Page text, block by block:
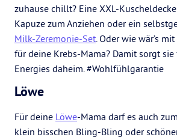
zuhause chillt? Eine XXL-
Kapuze zum Anziehen oder ein
Milk-Zeremonie-Set. Oder wie wär’s
für deine Krebs-Mama? Damit sorgt
Energies daheim. #Wohlfühlgarantie
Löwe
Für deine Löwe-Mama darf es auch
klein bisschen Bling-Bling oder